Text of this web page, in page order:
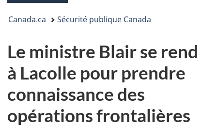
Vous
ici :
Canada.ca Sécurité publique Canada
Le ministre Blair se rend
à Lacolle pour prendre
connaissance des
opérations frontalières